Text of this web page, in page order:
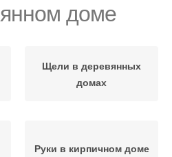
доме
Щели в деревянных
домах
Руки в кирпичном доме